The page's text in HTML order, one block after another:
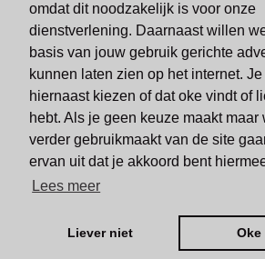
omdat dit noodzakelijk is voor onze
dienstverlening. Daarnaast willen
basis van jouw gebruik gerichte
kunnen laten zien op het internet. Je
hiernaast kiezen of dat oke vindt of
hebt. Als je geen keuze maakt maar
verder gebruikmaakt van de site
ervan uit dat je akkoord bent
Lees meer
Liever niet Oke
U kunt ons ook bereiken via WhatsApp